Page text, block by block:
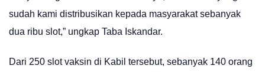
sudah kami distribusikan kepada masyarakat sebanyak
dua ribu slot,” ungkap Taba Iskandar.
Dari 250 slot vaksin di Kabil tersebut, sebanyak 140 orang